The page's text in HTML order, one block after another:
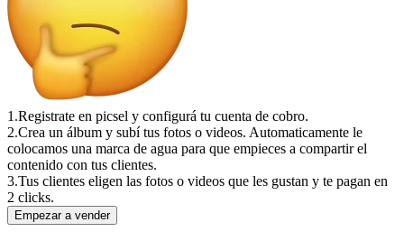
1.Registrate en picsel y configurá tu cuenta de cobro.
2.Crea un álbum y subí tus fotos o videos. Automaticamente le
colocamos una marca de agua para que empieces a compartir el
contenido con tus clientes.
3.Tus clientes eligen las fotos o videos que les gustan y te pagan en
2 clicks.
Empezar a vender